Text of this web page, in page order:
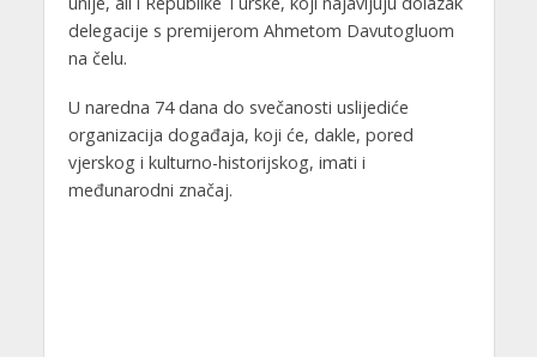
delegacije s premijerom Ahmetom Davutogluom
na čelu.
U naredna 74 dana do svečanosti uslijediće
organizacija događaja, koji će, dakle, pored
vjerskog i kulturno-historijskog, imati i
međunarodni značaj.